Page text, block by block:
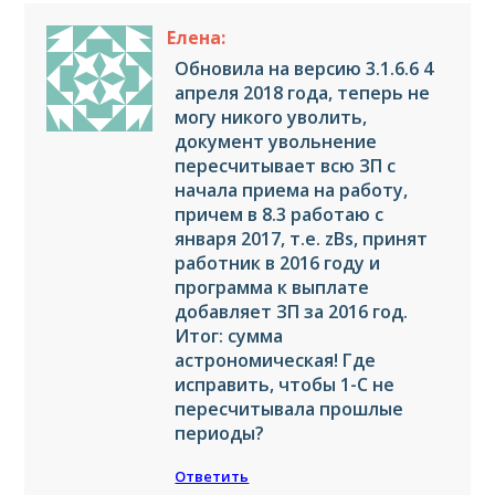
Елена:
Обновила на версию 3.1.6.6 4
апреля 2018 года, теперь не
могу никого уволить,
документ увольнение
пересчитывает всю ЗП с
начала приема на работу,
причем в 8.3 работаю с
января 2017, т.е. zBs, принят
работник в 2016 году и
программа к выплате
добавляет ЗП за 2016 год.
Итог: сумма
астрономическая! Где
исправить, чтобы 1-С не
пересчитывала прошлые
периоды?
Ответить